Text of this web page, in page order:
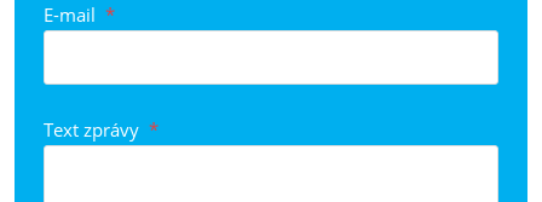
E-mail *
Text zprávy *